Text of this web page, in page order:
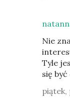
Nie
Tyle
się
piątek,